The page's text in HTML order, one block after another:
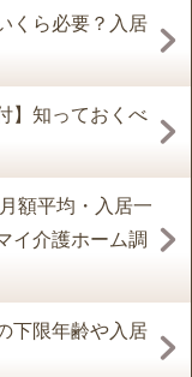
くら必要？入居
】知っておくべ
額平均・入居一
イ介護ホーム調
下限年齢や入居